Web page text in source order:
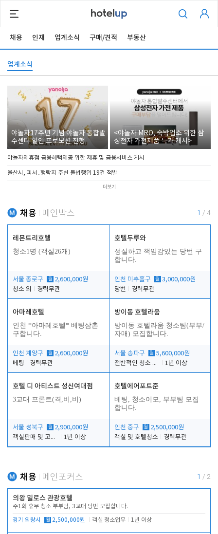
채용 인재 업계소식 구매/견적 부동산
업계소식
야놀자17주년 기념 야놀자 통합발
주센터 할인 프로모션 진행
<야놀자 MRO, 숙박업소 위한 삼
성전자 가전제품 특가 개시>
야놀자제휴점 금융혜택제공 위한 제휴 및 금융서비스 게시
울산시, 피서․행락지 주변 불법행위 19건 적발
더보기
채용 메인박스 1 / 4
레몬트리호텔
청소1명 (객실26개)
서울 종로구 월 2,600,000원
청소 외
경력무관
호텔두루와
성실하고 책임감있는 당번 구
합니다.
인천 미추홀구 월 3,000,000원
당번
경력무관
아마레호텔
인천 *아마레호텔* 베팅삼촌
구합니다.
인천 계양구 월 2,600,000원
베팅
경력무관
방이동 호텔라움
방이동 호텔라움 청소팀(부부/
자매) 모집합니다.
서울 송파구 월 5,600,000원
전반적인 청소 업무(객실청소.객실정리)
1년 이상
호텔 디 아티스트 성신여대점
3교대 프론트(격,비,비)
서울 성북구 월 2,900,000원
객실판매 및 고객응대
1년 이상
호텔에어포트준
베팅, 청소이모, 부부팀 모집
합니다.
인천 중구 월 2,500,000원
객실 및 호텔청소
경력무관
채용 메인포커스 1 / 2
의왕 밀로스 관광호텔
주1회 휴무 청소 부부팀, 3교대 당번 모집합니다.
경기 의왕시 월 2,500,000원 객실 청소업무 1년 이상